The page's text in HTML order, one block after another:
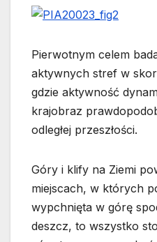
Pierwotnym celem
aktywnych stref w
gdzie aktywność
krajobraz
odległej przeszłości.
Góry i klify na Ziemi
miejscach, w których
wypchnięta w górę
deszcz, to wszystko